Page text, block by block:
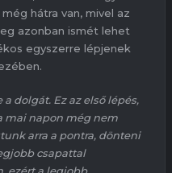
hátra van, mivel az
azonban ismét lehet
egyszerre lépjenek
dolgát. Ez az első lépés,
mai napon még nem
arra a pontra, dönteni
csapattal